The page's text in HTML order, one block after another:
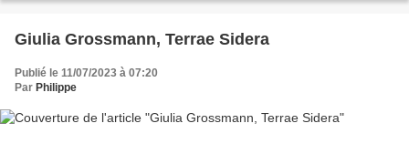
Giulia Grossmann, Terrae Sidera
Publié le 11/07/2023 à 07:20
Par Philippe